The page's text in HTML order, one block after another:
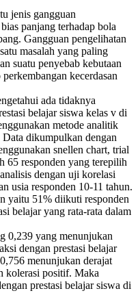
jenis gangguan
panjang terhadap bola
Gangguan pengelihatan
masalah yang paling
suatu penyebab kebutaan
kecerdasan
ada tidaknya
belajar siswa kelas v di
metode analitik
Data dikumpulkan dengan
snellen chart, trial
65 responden yang terepilih
dengan uji korelasi
usia responden 10-11 tahun.
yaitu 51% diikuti responden
belajar yang rata-rata dalam
0,239 yang menunjukan
dengan prestasi belajar
menunjukan derajat
kolerasi positif. Maka
prestasi belajar siswa di